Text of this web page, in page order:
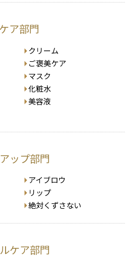
ア部門
クリーム
ご褒美ケア
マスク
化粧水
美容液
ップ部門
アイブロウ
リップ
絶対くずさない
ケア部門